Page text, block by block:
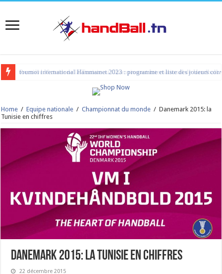
tournoi international Hammamet 2023 : programme et liste des joueurs
Home / Equipe nationale / Championnat du monde / Danemark 2015: la
Tunisie en chiffres
Danemark 2015: la Tunisie en chiffres
22 décembre 2015